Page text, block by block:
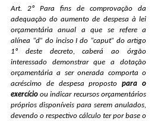
Art. 2º Para fins de comprovação da
adequação do aumento de despesa à lei
orçamentária anual a que se refere a
alínea “d” do inciso I do “caput” do artigo
1º deste decreto, caberá ao órgão
interessado demonstrar que a dotação
orçamentária a ser onerada comporta o
acréscimo de despesa propostopara o
exercícioou indicar recursos orçamentários
próprios disponíveis para serem anulados,
devendo o respectivo cálculo ter por base o